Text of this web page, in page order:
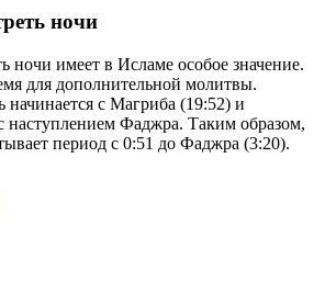
ночи
ночи имеет в Исламе особое значение.
для дополнительной молитвы.
начинается с Магриба (19:52) и
наступлением Фаджра. Таким образом,
период с 0:51 до Фаджра (3:20).